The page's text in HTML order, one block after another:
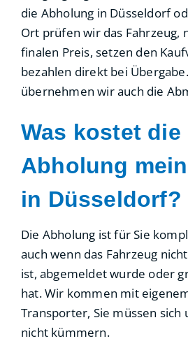
die Abholung in Düsseldorf
Ort prüfen wir das Fahrzeug,
finalen Preis, setzen den
bezahlen direkt bei
übernehmen wir auch die
Was kostet die
Abholung
in Düsseldorf?
Die Abholung ist für Sie
auch wenn das Fahrzeug
ist, abgemeldet wurde oder
hat. Wir kommen mit
Transporter, Sie müssen sich
nicht kümmern.